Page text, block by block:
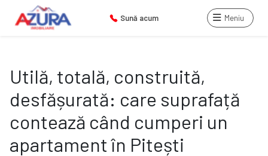
Sună acum Meniu
Utilă, totală, construită,
desfășurată: care suprafață
contează când cumperi un
apartament în Pitești